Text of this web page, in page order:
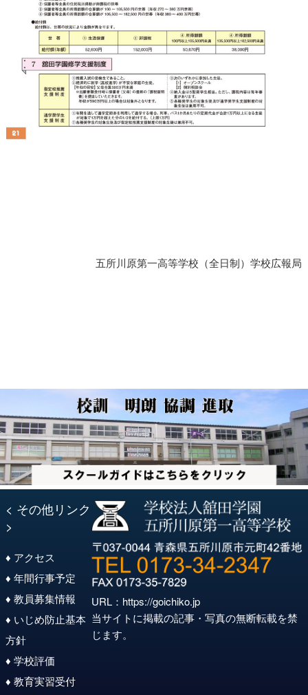
五所川原第一高等学校（全日制）学校広報局
< その他リンク
>
♦ アクセス
♦ 年間行事予定
♦ 教員募集情報
♦ いじめ防止基本
方針
♦ 学校評価
♦ 教育実習受付
URL： https://goichiko.jp
当サイトに掲載の記事・写真の無断転載を禁
じます。